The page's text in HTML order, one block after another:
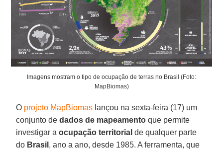
Imagens mostram o tipo de ocupação de terras no Brasil (Foto:
MapBiomas)
O projeto MapBiomas lançou na sexta-feira (17) um
conjunto dedados de mapeamento que permite
investigar aocupação territorial de qualquer parte
do Brasil , ano a ano, desde 1985. A ferramenta, que